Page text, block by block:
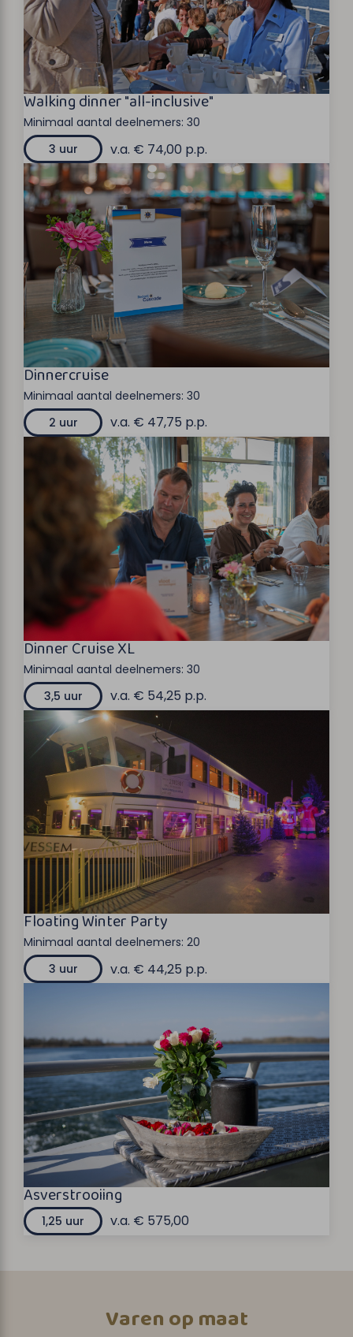
Walking dinner "all-inclusive"
Minimaal aantal deelnemers: 30
3 uur
v.a. € 74,00 p.p.
Dinnercruise
Minimaal aantal deelnemers: 30
2 uur
v.a. € 47,75 p.p.
Dinner Cruise XL
Minimaal aantal deelnemers: 30
3,5 uur
v.a. € 54,25 p.p.
Floating Winter Party
Minimaal aantal deelnemers: 20
3 uur
v.a. € 44,25 p.p.
Asverstrooiing
1,25 uur v.a. € 575,00
Varen op maat